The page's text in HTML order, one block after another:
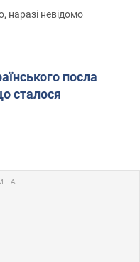
наразі невідомо
посла
сталося